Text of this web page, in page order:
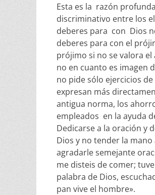
Esta es la razón
discriminativo entre los
deberes para con Dios
deberes para con el
prójimo si no se valora
no en cuanto es imagen
no pide sólo ejercicios
expresan más
antigua norma, los
empleados en la ayuda
Dedicarse a la oración y
Dios y no tender la
agradarle semejante
me disteis de comer;
palabra de Dios,
pan vive el hombre».